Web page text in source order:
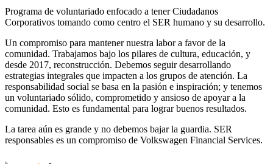
Programa de voluntariado enfocado a tener Ciudadanos
Corporativos tomando como centro el SER humano y su desarrollo.
Un compromiso para mantener nuestra labor a favor de la
comunidad. Trabajamos bajo los pilares de cultura, educación, y
desde 2017, reconstrucción. Debemos seguir desarrollando
estrategias integrales que impacten a los grupos de atención. La
responsabilidad social se basa en la pasión e inspiración; y tenemos
un voluntariado sólido, comprometido y ansioso de apoyar a la
comunidad. Esto es fundamental para lograr buenos resultados.
La tarea aún es grande y no debemos bajar la guardia. SER
responsables es un compromiso de Volkswagen Financial Services.